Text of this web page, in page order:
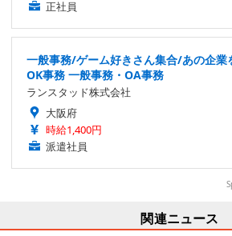
正社員
一般事務/ゲーム好きさん集合/あの企業
OK事務 一般事務・OA事務
ランスタッド株式会社
大阪府
時給1,400円
派遣社員
関連ニュース